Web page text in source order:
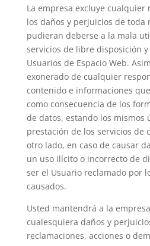
La empresa excluye
los daños y perjuicios de toda
pudieran deberse a la mala
servicios de libre disposición
Usuarios de Espacio Web.
exonerado de cualquier
contenido e informaciones
como consecuencia de los
de datos, estando los mismos
prestación de los servicios de
otro lado, en caso de causar
un uso ilícito o incorrecto de
ser el Usuario reclamado por
causados.
Usted mantendrá a la
cualesquiera daños y
reclamaciones, acciones o